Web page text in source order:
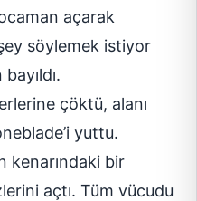
açarak
söylemek istiyor
çöktü, alanı
yuttu.
kenarındaki bir
açtı. Tüm vücudu